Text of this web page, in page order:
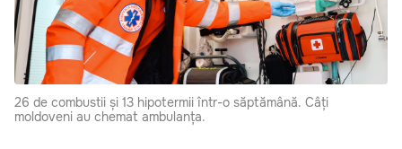
26 de combustii și 13 hipotermii într-o săptămână. Câți
moldoveni au chemat ambulanța.